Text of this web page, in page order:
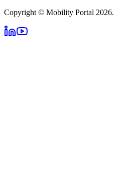
Copyright © Mobility Portal 2026.